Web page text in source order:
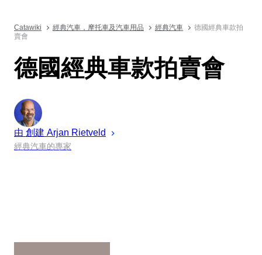
Catawiki 經典汽車，摩托車及汽車用品 經典汽車
德國經典車款拍
賣會
德國經典車款拍賣會
由 創建 Arjan Rietveld
經典汽車的專家